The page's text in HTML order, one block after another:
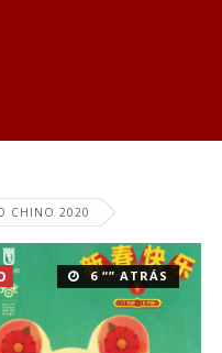
CHINO 2020
6 “” ATRÁS